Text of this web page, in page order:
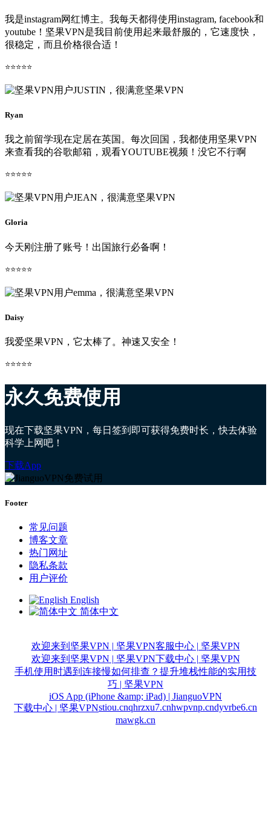
我是instagram网红博主。我每天都得使用instagram, facebook和
youtube！坚果VPN是我目前使用起来最舒服的，它速度快，
很稳定，而且价格很合适！
⭐⭐⭐⭐⭐
Ryan
我之前留学现在定居在英国。每次回国，我都使用坚果VPN
来查看我的谷歌邮箱，观看YOUTUBE视频！没它不行啊
⭐⭐⭐⭐⭐
Gloria
今天刚注册了账号！出国旅行必备啊！
⭐⭐⭐⭐⭐
Daisy
我爱坚果VPN，它太棒了。神速又安全！
⭐⭐⭐⭐⭐
永久免费使用
现在下载坚果VPN，每日签到即可获得免费时长，快去体验
科学上网吧！
下载App
Footer
常见问题
博客文章
热门网址
隐私条款
用户评价
English
简体中文
欢迎来到坚果VPN | 坚果VPN客服中心 | 坚果VPN
欢迎来到坚果VPN | 坚果VPN下载中心 | 坚果VPN
手机使用时遇到连接慢如何排查？提升堆栈性能的实用技
巧 | 坚果VPN
iOS App (iPhone &amp; iPad) | JianguoVPN
下载中心 | 坚果VPNstiou.cnqhrzxu7.cnhwpvnp.cndyvrbe6.cn
mawgk.cn